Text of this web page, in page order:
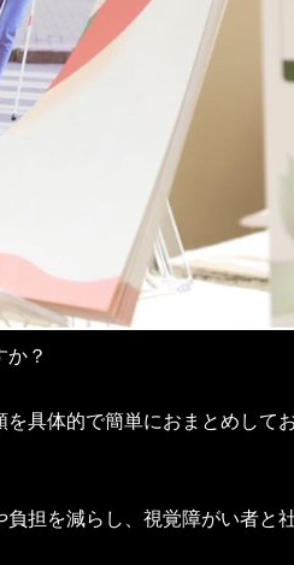
か？
具体的で簡単におまとめして
担を減らし、視覚障がい者と